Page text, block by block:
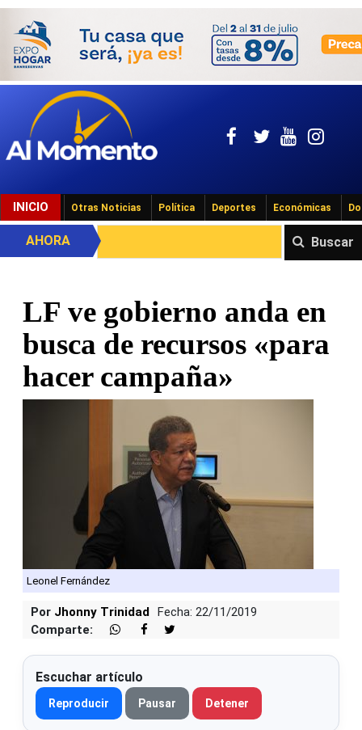
INICIO Otras Noticias Política Deportes Económicas
Buscar
AHORA
LF ve gobierno anda en
busca de recursos «para
hacer campaña»
Leonel Fernández
Por Jhonny Trinidad Fecha: 22/11/2019
Comparte:
Escuchar artículo
Reproducir Pausar Detener